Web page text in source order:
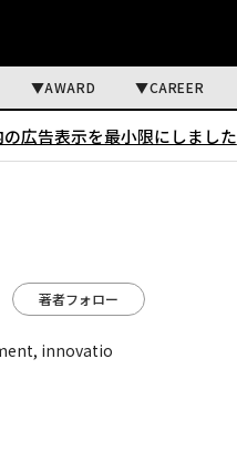
AWARD CAREER
広告表示を最小限にしました
著者フォロー
innovatio